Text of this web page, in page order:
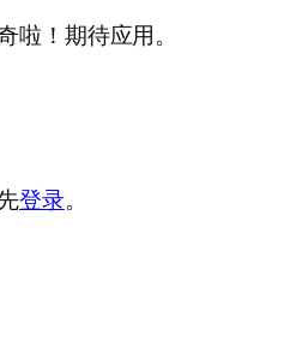
啦！期待应用。
登录。